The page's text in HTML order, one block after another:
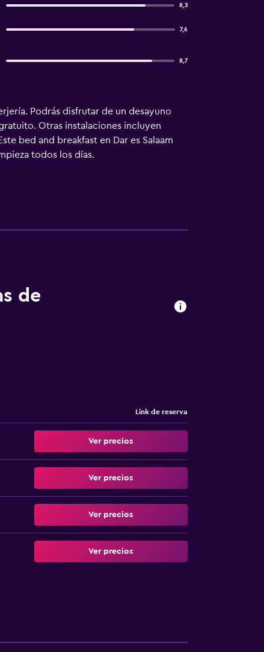
8,3
7,6
8,7
Podrás disfrutar de un desayuno
Otras instalaciones incluyen
bed and breakfast en Dar es Salaam
todos los días.
de
Link de reserva
Ver precios
Ver precios
Ver precios
Ver precios